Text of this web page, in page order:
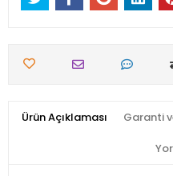
Ürün Açıklaması Garanti